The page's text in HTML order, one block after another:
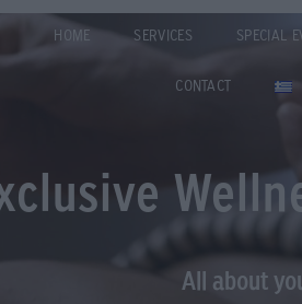
HOME SERVICES SPECIAL
CONTACT
All about